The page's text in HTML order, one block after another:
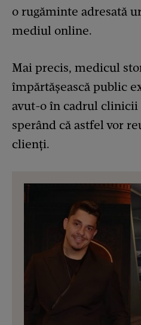
o rugăminte adresată
mediul online.
Mai precis, medicul
împărtășească public
avut-o în cadrul clinicii
sperând că astfel vor
clienți.